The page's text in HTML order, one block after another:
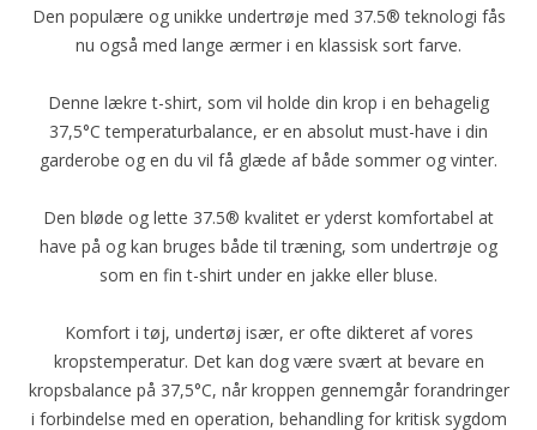
Den populære og unikke undertrøje med 37.5® teknologi fås
nu også med lange ærmer i en klassisk sort farve.
Denne lækre t-shirt, som vil holde din krop i en behagelig
37,5°C temperaturbalance, er en absolut must-have i din
garderobe og en du vil få glæde af både sommer og vinter.
Den bløde og lette 37.5® kvalitet er yderst komfortabel at
have på og kan bruges både til træning, som undertrøje og
som en fin t-shirt under en jakke eller bluse.
Komfort i tøj, undertøj især, er ofte dikteret af vores
kropstemperatur. Det kan dog være svært at bevare en
kropsbalance på 37,5°C, når kroppen gennemgår forandringer
i forbindelse med en operation, behandling for kritisk sygdom